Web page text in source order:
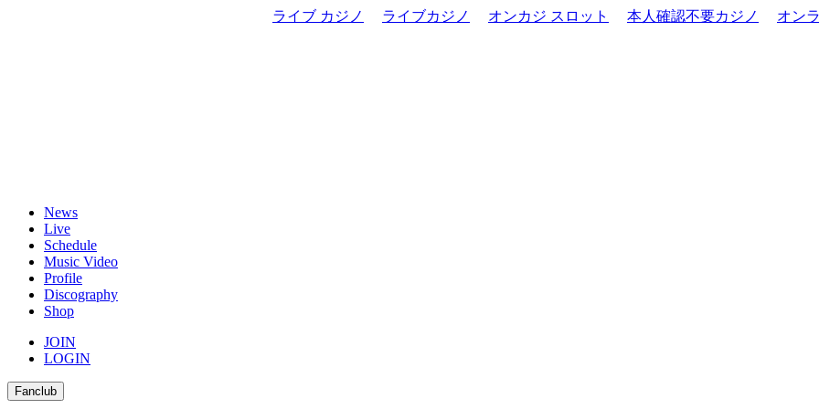
ライブ カジノ ライブカジノ オンカジ スロット 本人確認不要カジノ オン
News
Live
Schedule
Music Video
Profile
Discography
Shop
JOIN
LOGIN
Fanclub